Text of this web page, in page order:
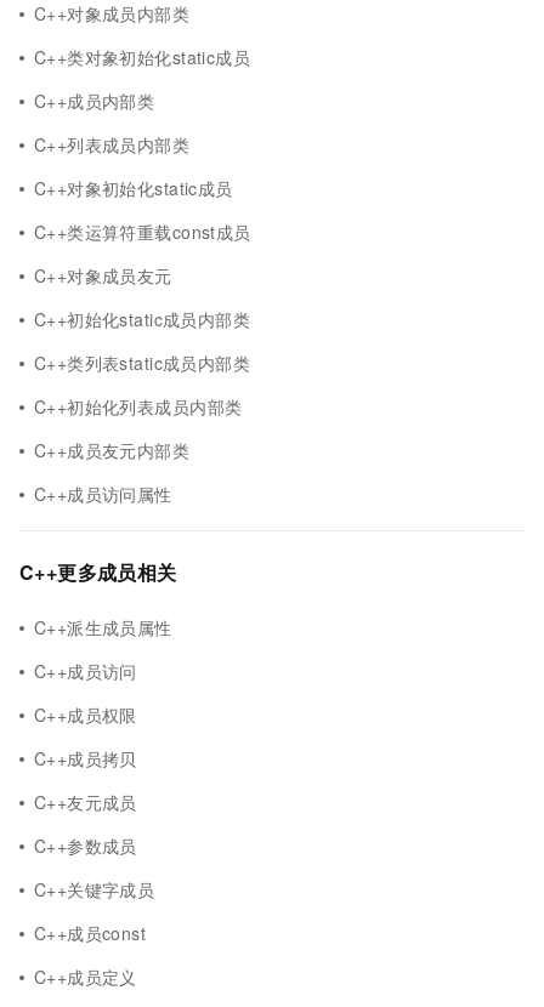
C++对象成员内部类
C++类对象初始化static成员
C++成员内部类
C++列表成员内部类
C++对象初始化static成员
C++类运算符重载const成员
C++对象成员友元
C++初始化static成员内部类
C++类列表static成员内部类
C++初始化列表成员内部类
C++成员友元内部类
C++成员访问属性
C++更多成员相关
C++派生成员属性
C++成员访问
C++成员权限
C++成员拷贝
C++友元成员
C++参数成员
C++关键字成员
C++成员const
C++成员定义